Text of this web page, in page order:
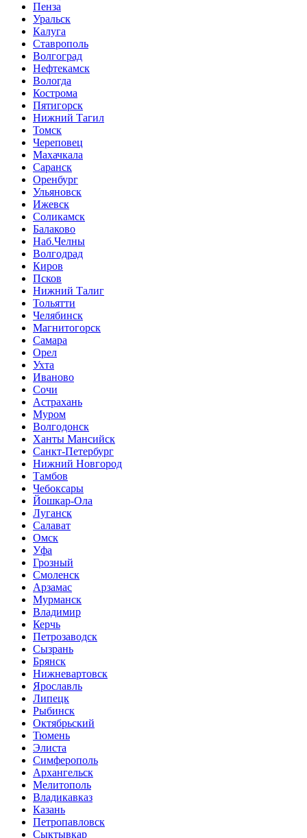
Пенза
Уральск
Калуга
Ставрополь
Волгоград
Нефтекамск
Вологда
Кострома
Пятигорск
Нижний Тагил
Томск
Череповец
Махачкала
Саранск
Оренбург
Ульяновск
Ижевск
Соликамск
Балаково
Наб.Челны
Волгодрад
Киров
Псков
Нижний Талиг
Тольятти
Челябинск
Магнитогорск
Самара
Орел
Ухта
Иваново
Сочи
Астрахань
Муром
Волгодонск
Ханты Мансийск
Санкт-Петербург
Нижний Новгород
Тамбов
Чебоксары
Йошкар-Ола
Луганск
Салават
Омск
Уфа
Грозный
Смоленск
Арзамас
Мурманск
Владимир
Керчь
Петрозаводск
Сызрань
Брянск
Нижневартовск
Ярославль
Липецк
Рыбинск
Октябрьский
Тюмень
Элиста
Симферополь
Архангельск
Мелитополь
Владикавказ
Казань
Петропавловск
Сыктывкар